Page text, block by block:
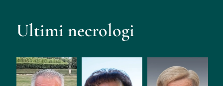
Ultimi necrologi